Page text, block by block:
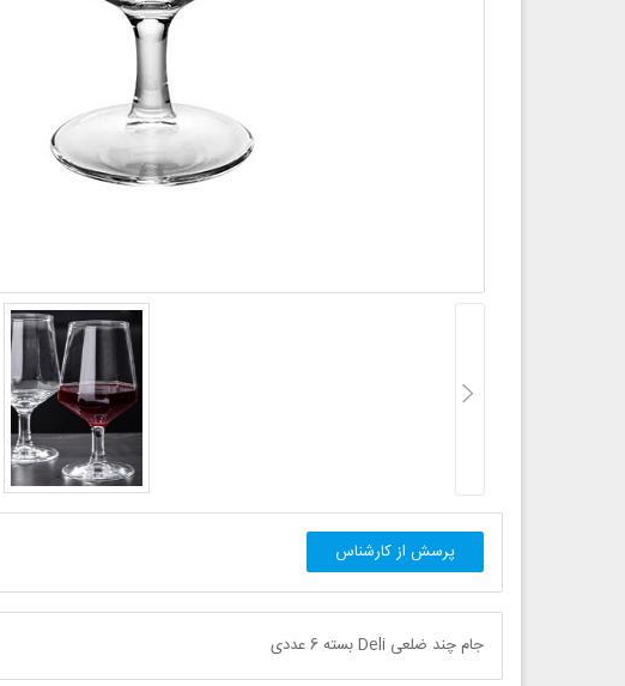
پرسش از کارشناس
جام چند ضلعی Deli بسته 6 عددی